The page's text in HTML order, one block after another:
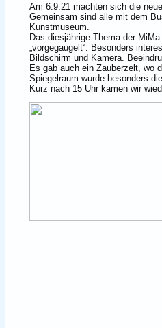
Am 6.9.21 machten sich die
Gemeinsam sind alle mit dem
Kunstmuseum.
Das diesjährige Thema der
„vorgegaugelt“. Besonders
Bildschirm und Kamera.
Es gab auch ein Zauberzelt, wo
Spiegelraum wurde besonders
Kurz nach 15 Uhr kamen wir